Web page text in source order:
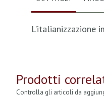
L’italianizzazione
Prodotti
Controlla gli articoli da